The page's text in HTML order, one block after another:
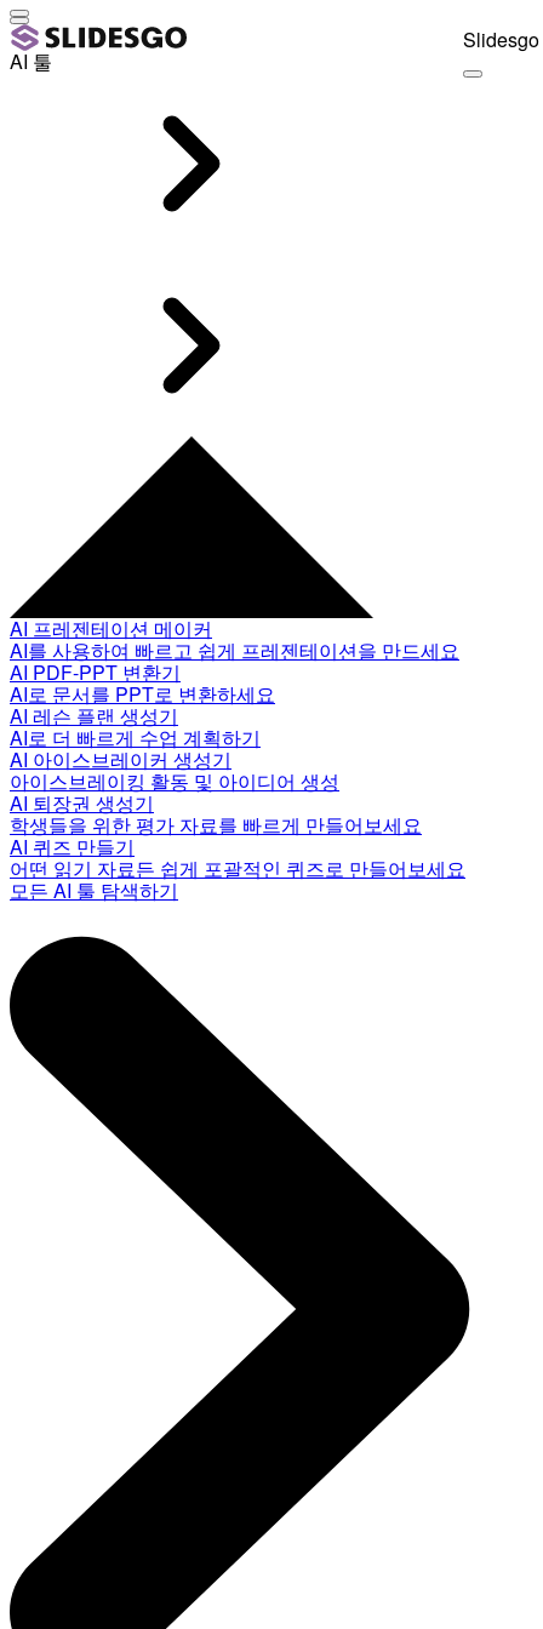
AI 툴
AI 프레젠테이션 메이커
AI를 사용하여 빠르고 쉽게 프레젠테이션을 만드세요
AI PDF-PPT 변환기
AI로 문서를 PPT로 변환하세요
AI 레슨 플랜 생성기
AI로 더 빠르게 수업 계획하기
AI 아이스브레이커 생성기
아이스브레이킹 활동 및 아이디어 생성
AI 퇴장권 생성기
학생들을 위한 평가 자료를 빠르게 만들어보세요
AI 퀴즈 만들기
어떤 읽기 자료든 쉽게 포괄적인 퀴즈로 만들어보세요
모든 AI 툴 탐색하기